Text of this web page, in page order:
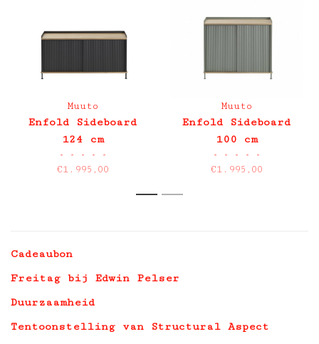
Muuto
Enfold Sideboard
124 cm
• • • • •
€1.995,00
Muuto
Enfold Sideboard
100 cm
• • • • •
€1.995,00
1 2
Cadeaubon
Freitag bij Edwin Pelser
Duurzaamheid
Tentoonstelling van Structural Aspect